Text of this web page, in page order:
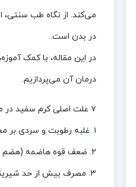
می‌کند. از نگاه طب سنتی،
در بدن است.
در این مقاله، با کمک
درمان آن می‌پردازیم.
۷ علت اصلی کرم سفید در مدفوع از نگاه طب سنتی
۱. غلبه رطوبت و سردی بر معده و روده‌ها
۲. ضعف قوه هاضمه (هضم ضعیف غذا)
۳. مصرف بیش از حد شیرینی و قندهای مصنوعی